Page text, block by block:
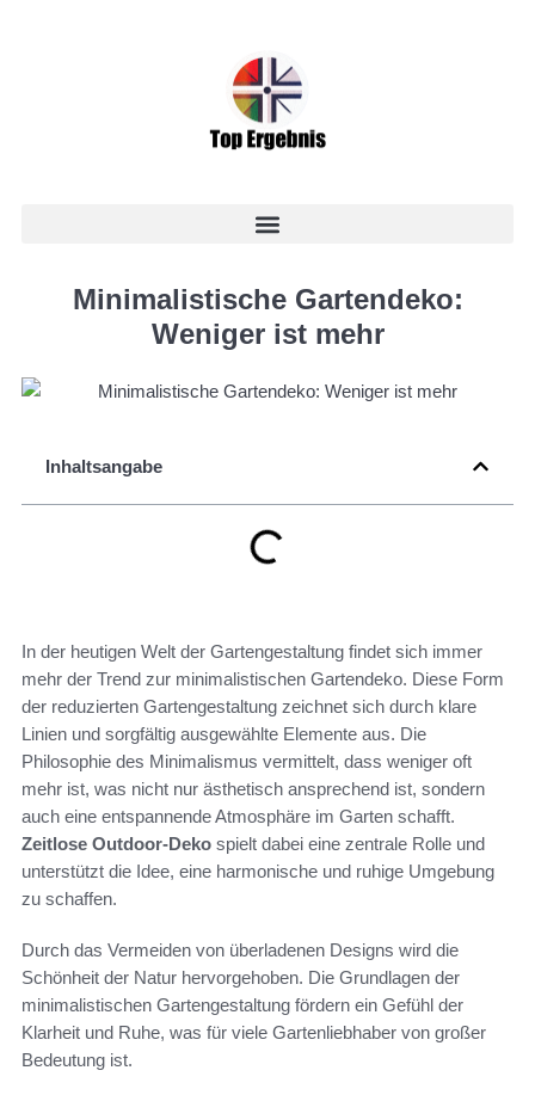
Minimalistische Gartendeko:
Weniger ist mehr
Inhaltsangabe
In der heutigen Welt der Gartengestaltung findet sich immer
mehr der Trend zur minimalistischen Gartendeko. Diese Form
der reduzierten Gartengestaltung zeichnet sich durch klare
Linien und sorgfältig ausgewählte Elemente aus. Die
Philosophie des Minimalismus vermittelt, dass weniger oft
mehr ist, was nicht nur ästhetisch ansprechend ist, sondern
auch eine entspannende Atmosphäre im Garten schafft.
Zeitlose Outdoor-Deko spielt dabei eine zentrale Rolle und
unterstützt die Idee, eine harmonische und ruhige Umgebung
zu schaffen.
Durch das Vermeiden von überladenen Designs wird die
Schönheit der Natur hervorgehoben. Die Grundlagen der
minimalistischen Gartengestaltung fördern ein Gefühl der
Klarheit und Ruhe, was für viele Gartenliebhaber von großer
Bedeutung ist.